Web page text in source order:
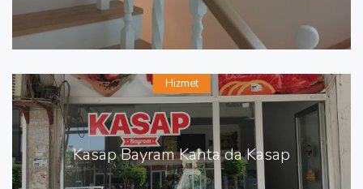
Kasap Bayram Kahta da Kasap
Hizmet